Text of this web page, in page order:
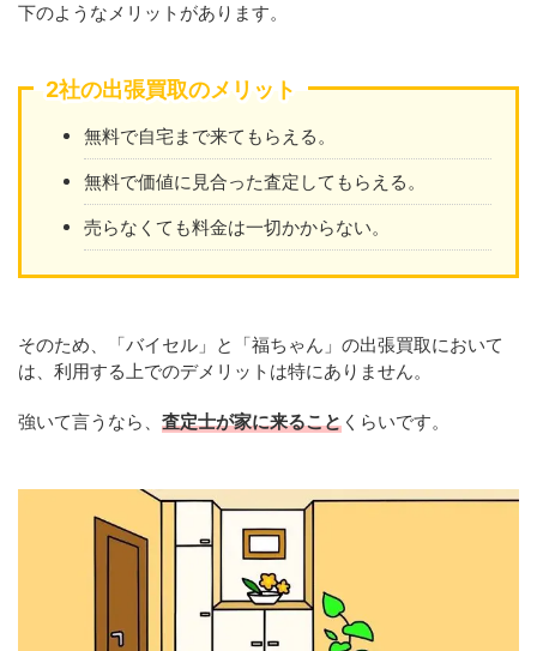
下のようなメリットがあります。
2社の出張買取のメリット
無料で自宅まで来てもらえる。
無料で価値に見合った査定してもらえる。
売らなくても料金は一切かからない。
そのため、「バイセル」と「福ちゃん」の出張買取において
は、利用する上でのデメリットは特にありません。
強いて言うなら、 査定士が家に来ること くらいです。